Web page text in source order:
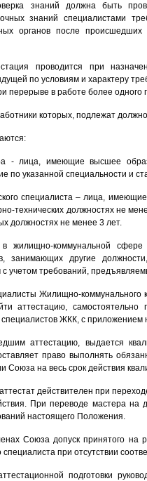
знаний должна быть
знаний специалистами
органов после
проводится при
по условиям и характеру
перерыве в работе более одного
которых, подлежат
- лица, имеющие высшее
по указанной специальности и
специалиста – лица,
технических должностях не
должностях не менее 3 лет.
в жилищно-коммунальной
занимающих другие
учетом требований,
Жилищно-
аттестацию,
ЖКК, с приложением
аттестацию, выдается
право выполнять
Союза на весь срок действия
действителен при
При переводе мастера на
настоящего Положения.
Союза допуск принятого на
при отсутствии
подготовки